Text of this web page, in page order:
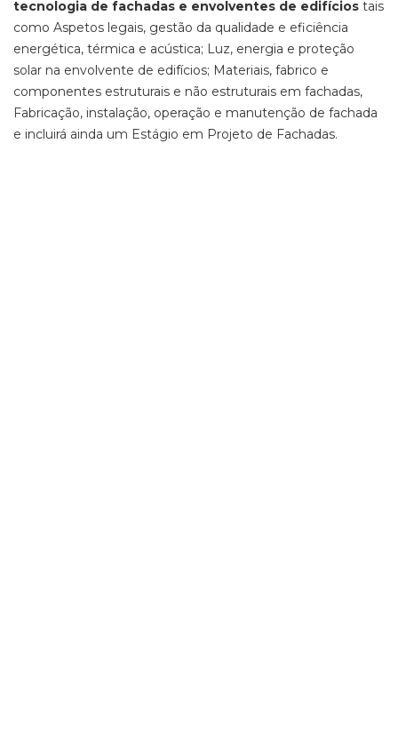
tecnologia de fachadas e envolventes de edifícios tais
como Aspetos legais, gestão da qualidade e eficiência
energética, térmica e acústica; Luz, energia e proteção
solar na envolvente de edifícios; Materiais, fabrico e
componentes estruturais e não estruturais em fachadas,
Fabricação, instalação, operação e manutenção de fachada
e incluirá ainda um Estágio em Projeto de Fachadas.